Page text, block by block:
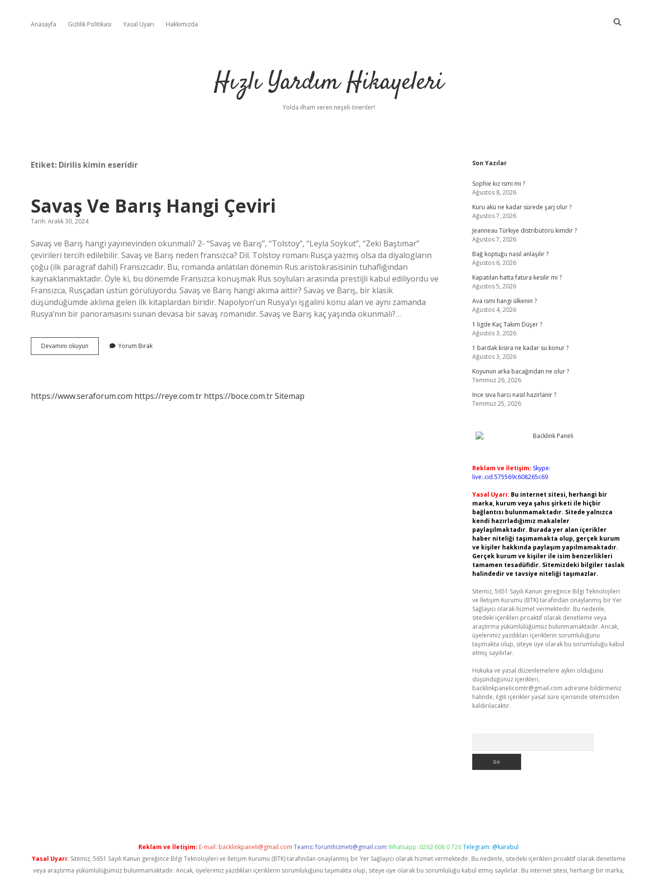
Anasayfa Gizlilik Politikası Yasal Uyarı Hakkımızda
Hızlı Yardım Hikayeleri
Yolda ilham veren neşeli öneriler!
Etiket: Dirilis kimin eseridir
Savaş Ve Barış Hangi Çeviri
Tarih: Aralık 30, 2024
Savaş ve Barış hangi yayınevinden okunmalı? 2- “Savaş ve Barış”, “Tolstoy”, “Leyla Soykut”, “Zeki Baştımar”
çevirileri tercih edilebilir. Savaş ve Barış neden fransızca? Dil. Tolstoy romanı Rusça yazmış olsa da diyalogların
çoğu (ilk paragraf dahil) Fransızcadır. Bu, romanda anlatılan dönemin Rus aristokrasisinin tuhaflığından
kaynaklanmaktadır. Öyle ki, bu dönemde Fransızca konuşmak Rus soyluları arasında prestijli kabul ediliyordu ve
Fransızca, Rusçadan üstün görülüyordu. Savaş ve Barış hangi akıma aittir? Savaş ve Barış, bir klasik
düşündüğümde aklıma gelen ilk kitaplardan biridir. Napolyon’un Rusya’yı işgalini konu alan ve aynı zamanda
Rusya’nın bir panoramasını sunan devasa bir savaş romanıdır. Savaş ve Barış kaç yaşında okunmalı?…
Devamını okuyun
Ve
Yorum Bırak
https://www.seraforum.com https://reye.com.tr https://boce.com.trSitemap
Sidebar
Son Yazılar
Sophie kız ismi mi ?
Ağustos 8, 2026
Kuru akü ne kadar sürede şarj olur ?
Ağustos 7, 2026
Jeanneau Türkiye distribütörü kimdir ?
Ağustos 7, 2026
Bağ koptuğu nasıl anlaşılır ?
Ağustos 6, 2026
Kapatılan hatta fatura kesilir mi ?
Ağustos 5, 2026
Ava ismi hangi ülkenin ?
Ağustos 4, 2026
1 ligde Kaç Takim Düşer ?
Ağustos 3, 2026
1 bardak kisira ne kadar su konur ?
Ağustos 3, 2026
Koyunun arka bacağından ne olur ?
Temmuz 26, 2026
Ince sıva harcı nasıl hazirlanir ?
Temmuz 25, 2026
Reklam ve İletişim: Skype:
live:.cid.575569c608265c69
Yasal Uyarı: Bu internet sitesi, herhangi bir
marka, kurum veya şahıs şirketi ile hiçbir
bağlantısı bulunmamaktadır. Sitede yalnızca
kendi hazırladığımız makaleler
paylaşılmaktadır. Burada yer alan içerikler
haber niteliği taşımamakta olup, gerçek kurum
ve kişiler hakkında paylaşım yapılmamaktadır.
Gerçek kurum ve kişiler ile isim benzerlikleri
tamamen tesadüfidir. Sitemizdeki bilgiler taslak
halindedir ve tavsiye niteliği taşımazlar.
Sitemiz, 5651 Sayılı Kanun gereğince Bilgi Teknolojileri
ve İletişim Kurumu (BTK) tarafından onaylanmış bir Yer
Sağlayıcı olarak hizmet vermektedir. Bu nedenle,
sitedeki içerikleri proaktif olarak denetleme veya
araştırma yükümlülüğümüz bulunmamaktadır. Ancak,
üyelerimiz yazdıkları içeriklerin sorumluluğunu
taşımakta olup, siteye üye olarak bu sorumluluğu kabul
etmiş sayılırlar.
Hukuka ve yasal düzenlemelere aykırı olduğunu
düşündüğünüz içerikleri,
backlinkpanelicomtr@gmail.com adresine bildirmeniz
halinde, ilgili içerikler yasal süre içerisinde sitemizden
kaldırılacaktır.
Reklam ve İletişim: E-mail: backlinkpaneli@gmail.com Teams:forumhizmeti@gmail.com Whatsapp: 0262 606 0 726Telegram: @karabul
Yasal Uyarı: Sitemiz, 5651 Sayılı Kanun gereğince Bilgi Teknolojileri ve İletişim Kurumu (BTK) tarafından onaylanmış bir Yer Sağlayıcı olarak hizmet vermektedir. Bu nedenle, sitedeki içerikleri proaktif olarak denetleme
veya araştırma yükümlülüğümüz bulunmamaktadır. Ancak, üyelerimiz yazdıkları içeriklerin sorumluluğunu taşımakta olup, siteye üye olarak bu sorumluluğu kabul etmiş sayılırlar. Bu internet sitesi, herhangi bir marka,